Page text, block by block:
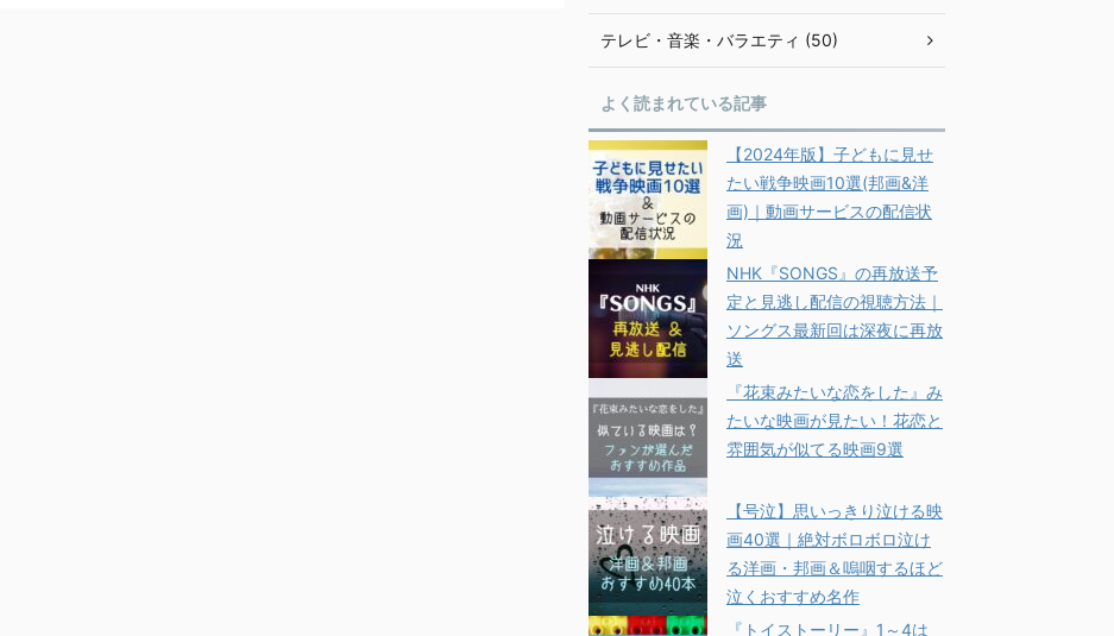
テレビ・音楽・バラエティ (50)
よく読まれている記事
【2024年版】子どもに見せ
たい戦争映画10選(邦画&洋
画)｜動画サービスの配信状
況
NHK『SONGS』の再放送予
定と見逃し配信の視聴方法｜
ソングス最新回は深夜に再放
送
『花束みたいな恋をした』み
たいな映画が見たい！花恋と
雰囲気が似てる映画9選
【号泣】思いっきり泣ける映
画40選｜絶対ボロボロ泣け
る洋画・邦画＆嗚咽するほど
泣くおすすめ名作
『トイストーリー』1～4は